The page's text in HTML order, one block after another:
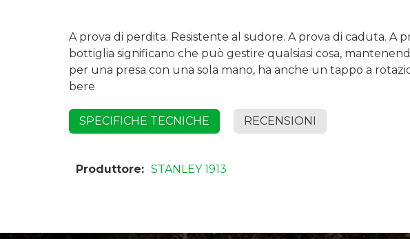
A prova di perdita. Resistente al sudore. A prova di caduta. A
bottiglia significano che può gestire qualsiasi cosa,
per una presa con una sola mano, ha anche un tappo a
bere
SPECIFICHE TECNICHE RECENSIONI
Produttore: STANLEY 1913